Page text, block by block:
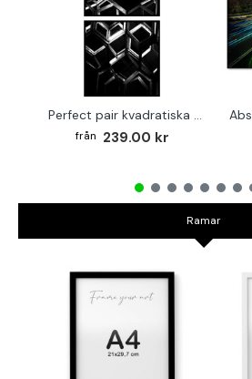
Perfect pair kvadratiska posters - Abstrakt arkitektur
239.00 kr
Ramar